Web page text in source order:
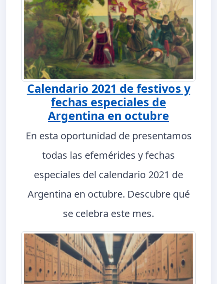
Calendario 2021 de festivos y
fechas especiales de
Argentina en octubre
En esta oportunidad de presentamos
todas las efemérides y fechas
especiales del calendario 2021 de
Argentina en octubre. Descubre qué
se celebra este mes.